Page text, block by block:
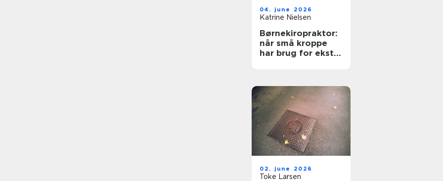
04. june 2026
Katrine Nielsen
Børnekiropraktor:
når små kroppe
har brug for ekstra
02. june 2026
Toke Larsen